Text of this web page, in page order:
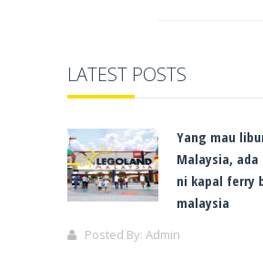
LATEST POSTS
Yang mau
Malaysia,
ni kapal ferry
malaysia
Posted By: Admin